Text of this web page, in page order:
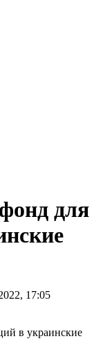
для
17:05